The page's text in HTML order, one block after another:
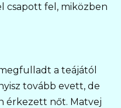
csapott fel, miközben
a teájától
tovább evett, de
érkezett nőt. Matvej